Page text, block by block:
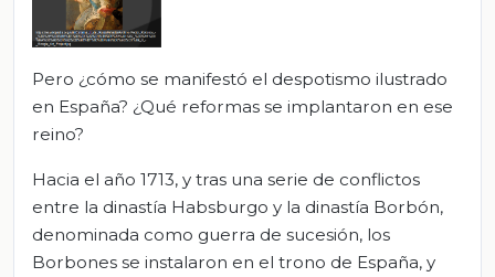
Pero ¿cómo se manifestó el despotismo ilustrado
en España? ¿Qué reformas se implantaron en ese
reino?
Hacia el año 1713, y tras una serie de conflictos
entre la dinastía Habsburgo y la dinastía Borbón,
denominada como guerra de sucesión, los
Borbones se instalaron en el trono de España, y